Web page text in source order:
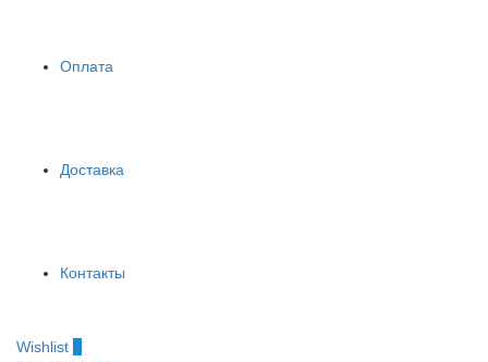
Оплата
Доставка
Контакты
Wishlist 0